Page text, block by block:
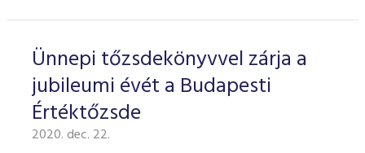
Ünnepi tőzsdekönyvvel zárja a
jubileumi évét a Budapesti
Értéktőzsde
2020. dec. 22.